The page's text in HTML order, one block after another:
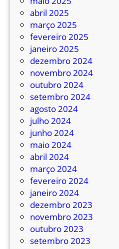
abril 2025
março 2025
fevereiro 2025
janeiro 2025
dezembro 2024
novembro 2024
outubro 2024
setembro 2024
agosto 2024
julho 2024
junho 2024
maio 2024
abril 2024
março 2024
fevereiro 2024
janeiro 2024
dezembro 2023
novembro 2023
outubro 2023
setembro 2023